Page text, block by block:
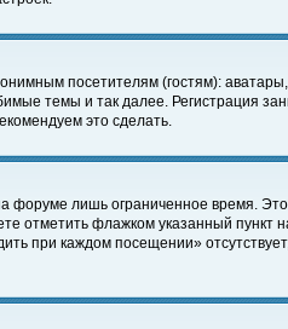
посетителям (гостям):
темы и так далее. Регистрация
это сделать.
форуме лишь ограниченное время.
отметить флажком указанный пункт
при каждом посещении»